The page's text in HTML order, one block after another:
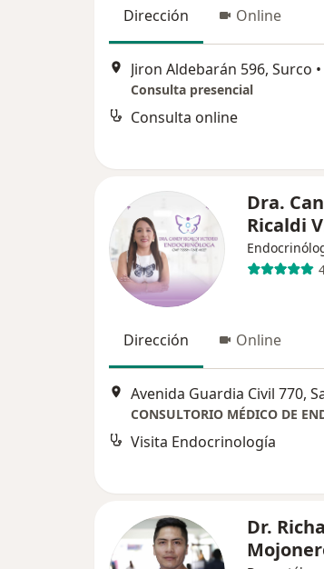
Dirección Online
Jiron Aldebarán 596, Surco •
Consulta presencial
Consulta online
Dra.
Ricaldi
Dirección Online
Avenida Guardia Civil 770,
Visita Endocrinología
Dr.